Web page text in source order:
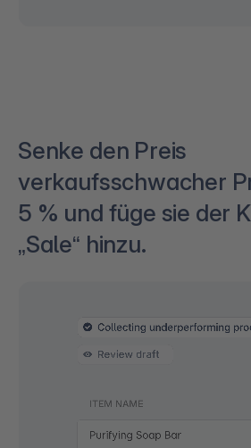
Senke den Preis
verkaufsschwacher
5 % und füge sie der
„Sale“ hinzu.